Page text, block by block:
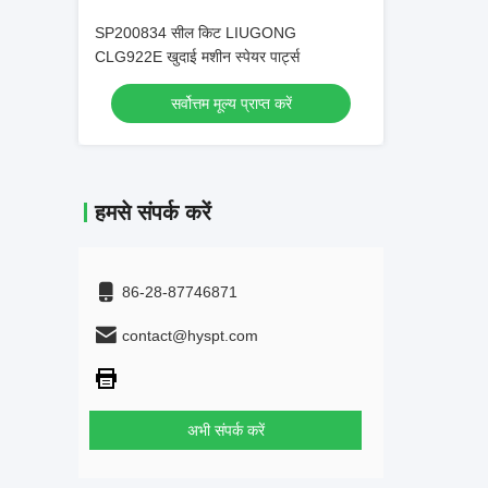
SP200834 सील किट LIUGONG
CLG922E खुदाई मशीन स्पेयर पार्ट्स
सर्वोत्तम मूल्य प्राप्त करें
हमसे संपर्क करें
86-28-87746871
contact@hyspt.com
अभी संपर्क करें